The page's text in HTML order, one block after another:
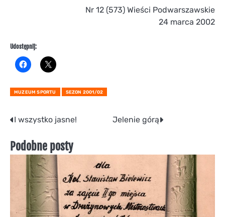
Nr 12 (573) Wieści Podwarszawskie
24 marca 2002
Udostępnij:
MUZEUM SPORTU SEZON 2001/02
Nawigacja
wpisu
I wszystko jasne! Jelenie górą
Podobne posty